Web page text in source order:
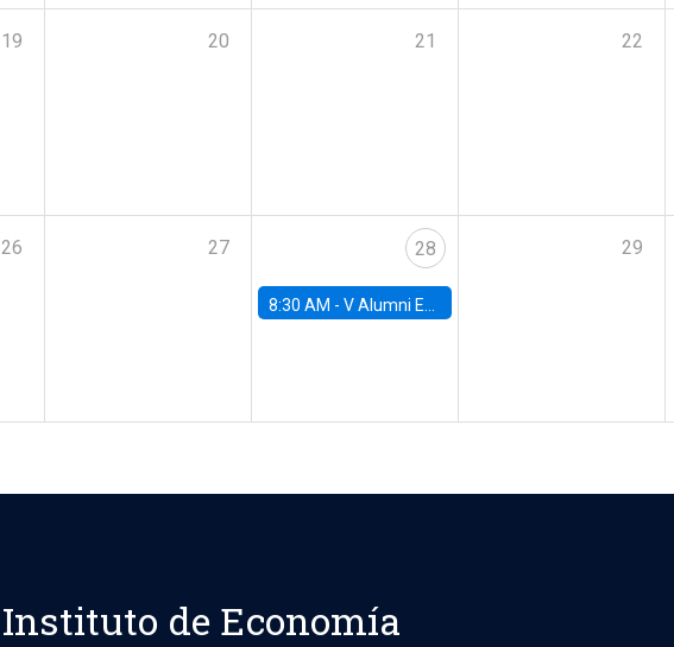
19 20 21 22
26 27 28
8:30 AM -V Alumni Economics Workshop
29
Instituto de Economía